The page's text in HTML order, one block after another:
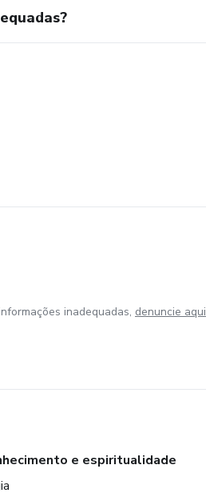
inadequadas, denuncie aqui
e espiritualidade